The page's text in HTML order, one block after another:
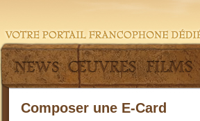
Composer une E-Card